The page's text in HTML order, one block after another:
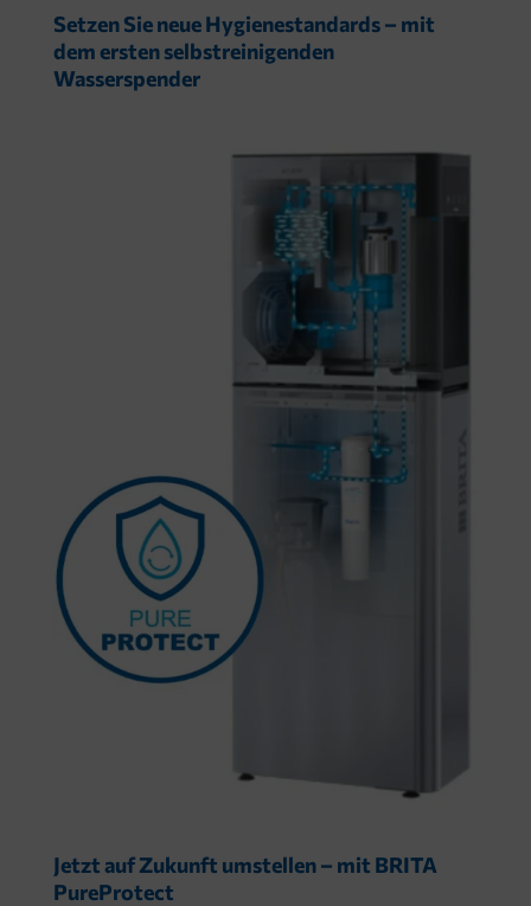
Setzen Sie neue Hygienestandards – mit
dem ersten selbstreinigenden
Wasserspender
Jetzt auf Zukunft umstellen – mit BRITA
PureProtect